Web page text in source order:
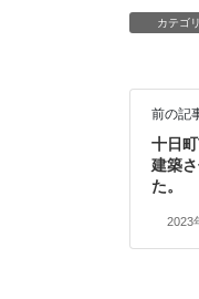
カテゴ
前の記
十日
建築
た。
2023